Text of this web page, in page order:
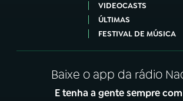
VIDEOCASTS
ÚLTIMAS
FESTIVAL DE MÚSICA
Baixe o app da rádio
E tenha a gente sempre